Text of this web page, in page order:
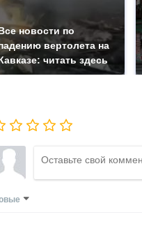
новости по
вертолета на
читать здесь